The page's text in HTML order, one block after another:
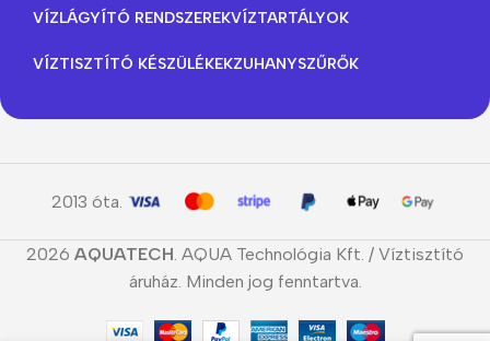
VÍZLÁGYÍTÓ RENDSZEREKVÍZTARTÁLYOK
VÍZTISZTÍTÓ KÉSZÜLÉKEKZUHANYSZŰRŐK
2013 óta.
2026 AQUATECH. AQUA Technológia Kft. / Víztisztító
áruház. Minden jog fenntartva.